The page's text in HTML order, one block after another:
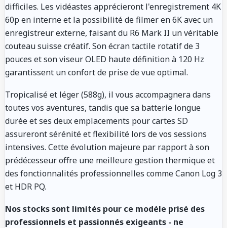
difficiles. Les vidéastes apprécieront l'enregistrement 4K
60p en interne et la possibilité de filmer en 6K avec un
enregistreur externe, faisant du R6 Mark II un véritable
couteau suisse créatif. Son écran tactile rotatif de 3
pouces et son viseur OLED haute définition à 120 Hz
garantissent un confort de prise de vue optimal.
Tropicalisé et léger (588g), il vous accompagnera dans
toutes vos aventures, tandis que sa batterie longue
durée et ses deux emplacements pour cartes SD
assureront sérénité et flexibilité lors de vos sessions
intensives. Cette évolution majeure par rapport à son
prédécesseur offre une meilleure gestion thermique et
des fonctionnalités professionnelles comme Canon Log 3
et HDR PQ.
Nos stocks sont limités pour ce modèle prisé des
professionnels et passionnés exigeants - ne